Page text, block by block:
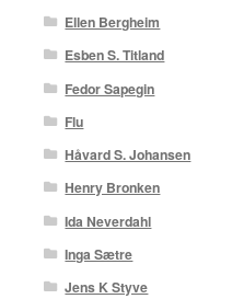
Ellen Bergheim
Esben S. Titland
Fedor Sapegin
Flu
Håvard S. Johansen
Henry Bronken
Ida Neverdahl
Inga Sætre
Jens K Styve